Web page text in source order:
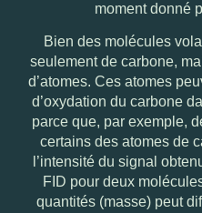
moment donné
Bien des molécules
seulement de carbone,
d’atomes. Ces atomes
d’oxydation du carbone
parce que, par exemple,
certains des atomes de
l’intensité du signal
FID pour deux
quantités (masse) peut